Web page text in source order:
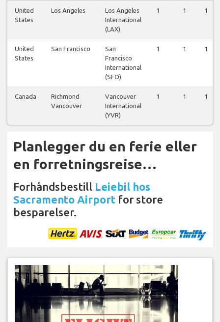
United
States
Los Angeles
Los Angeles
International
(LAX)
1 1 1
United
States
San Francisco
San
Francisco
International
(SFO)
1 1 1
Canada
Richmond
Vancouver
Vancouver
International
(YVR)
1 1 1
Planlegger du en ferie eller
en forretningsreise…
Forhåndsbestill Leiebil hos
Sacramento Airport for store
besparelser.